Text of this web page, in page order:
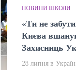
НОВИНИ ШКОЛИ
«Ти не
Києва
Захисниць
28 липня в